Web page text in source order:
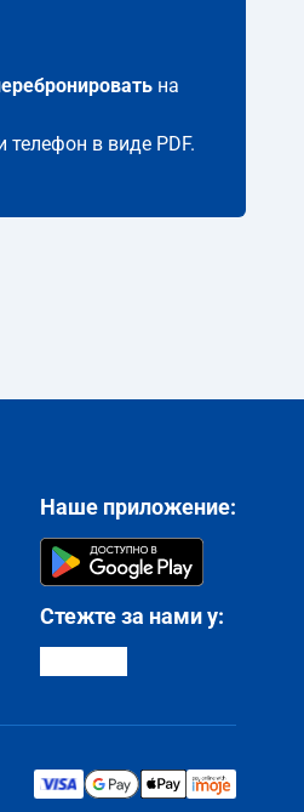
на
в виде PDF.
Наше приложение:
Стежте за нами у: